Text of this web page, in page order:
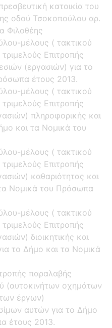
κατοικία του
οδού Τσοκοπούλου αρ.
Φιλοθέης
μέλους ( τακτικού
Επιτροπής
(εργασιών) για το
έτους 2013.
μέλους ( τακτικού
Επιτροπής
πληροφορικής και
και τα Νομικά του
μέλους ( τακτικού
Επιτροπής
καθαριότητας και
Νομικά του Πρόσωπα
μέλους ( τακτικού
Επιτροπής
διοικητικής και
το Δήμο και τα Νομικά
παραλαβής
(αυτοκινήτων οχημάτων
έργων)
αυτών για το Δήμο
έτους 2013.